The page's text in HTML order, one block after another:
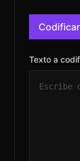
EN
Codificar
Texto a